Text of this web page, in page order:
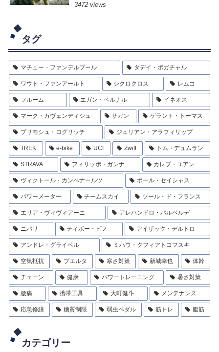
3472 views
タグ
マチュー・ファンデルプール タデイ・ポガチャル
ワウト・ファンアールト シクロクロス レムコ
フルーム エガン・ベルナル イネオス
マーク・カヴェンディシュ サガン ゲラント・トーマス
プリモシュ・ログリッチ ジュリアン・アラフィリップ
TREK e-bike UCI Zwift トム・デュムラン
STRAVA フィリッポ・ガンナ カレブ・ユアン
ヴィクトール・カンペナールツ ポール・セイシャス
パワーメーター チームスカイ ツール・ド・フランス
エリア・ヴィヴィアーニ アレハンドロ・バルベルデ
ニバリ ティボー・ピノ アイザック・デルトロ
アンドレ・グライペル ミハウ・クフィアトコフスキ
空気抵抗 ブエルタ 寒さ対策 新城幸也 体幹
チェーン 健康 パワートレーニング 暑さ対策
腰痛 携帯工具 大町健斗 メンテナンス
応急修繕 糖質制限 弱虫ペダル 筋トレ 腹筋
カテゴリー